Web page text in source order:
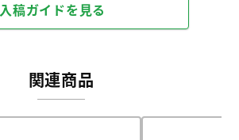
入稿ガイドを見る
関連商品